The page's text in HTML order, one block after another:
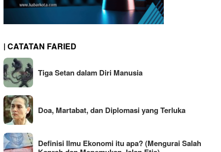
| CATATAN FARIED
Tiga Setan dalam Diri Manusia
Doa, Martabat, dan Diplomasi yang Terluka
Definisi Ilmu Ekonomi itu apa? (Mengurai Salah